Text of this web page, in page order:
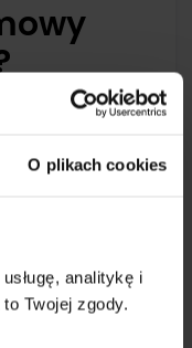
O plikach cookies
analitykę i
Twojej zgody.
magnet",
i udostępnić
w formie
checklisty,